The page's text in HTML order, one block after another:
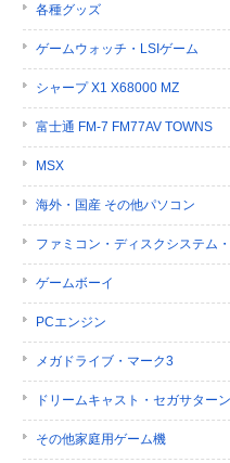
各種グッズ
ゲームウォッチ・LSIゲーム
シャープ X1 X68000 MZ
富士通 FM-7 FM77AV TOWNS
MSX
海外・国産 その他パソコン
ファミコン・ディスクシステム
ゲームボーイ
PCエンジン
メガドライブ・マーク3
ドリームキャスト・セガサターン
その他家庭用ゲーム機